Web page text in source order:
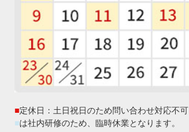
■定休日：土日祝日のため問い合わせ対応不可
■は社内研修のため、臨時休業となります。